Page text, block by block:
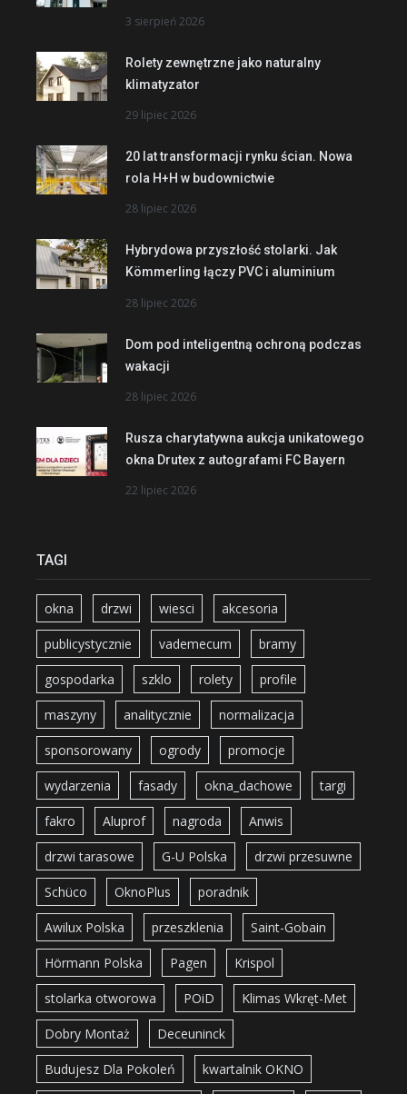
3 sierpień 2026
Rolety zewnętrzne jako naturalny
klimatyzator
29 lipiec 2026
20 lat transformacji rynku ścian. Nowa
rola H+H w budownictwie
28 lipiec 2026
Hybrydowa przyszłość stolarki. Jak
Kömmerling łączy PVC i aluminium
28 lipiec 2026
Dom pod inteligentną ochroną podczas
wakacji
28 lipiec 2026
Rusza charytatywna aukcja unikatowego
okna Drutex z autografami FC Bayern
22 lipiec 2026
TAGI
okna drzwi wiesci akcesoria
publicystycznie vademecum bramy
gospodarka szklo rolety profile
maszyny analitycznie normalizacja
sponsorowany ogrody promocje
wydarzenia fasady okna_dachowe targi
fakro Aluprof nagroda Anwis
drzwi tarasowe G-U Polska drzwi przesuwne
Schüco OknoPlus poradnik
Awilux Polska przeszklenia Saint-Gobain
Hörmann Polska Pagen Krispol
stolarka otworowa POiD Klimas Wkręt-Met
Dobry Montaż Deceuninck
Budujesz Dla Pokoleń kwartalnik OKNO